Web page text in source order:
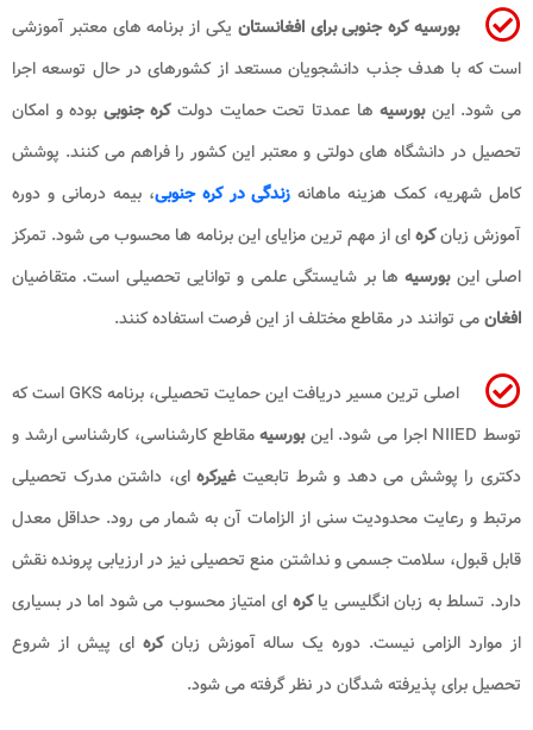
بورسیه کره جنوبی برای افغانستان یکی از برنامه های معتبر آموزشی
است که با هدف جذب دانشجویان مستعد از کشورهای در حال توسعه اجرا
می شود. اینبورسیه ها عمدتا تحت حمایت دولتکره جنوبی بوده و امکان
تحصیل در دانشگاه های دولتی و معتبر این کشور را فراهم می کنند. پوشش
کامل شهریه، کمک هزینه ماهانه زندگی در کره جنوبی، بیمه درمانی و دوره
آموزش زبانکرهای از مهم ترین مزایای این برنامه ها محسوب می شود. تمرکز
اصلی اینبورسیهها بر شایستگی علمی و توانایی تحصیلی است. متقاضیان
افغانمی توانند در مقاطع مختلف از این فرصت استفاده کنند.
اصلی ترین مسیر دریافت این حمایت تحصیلی، برنامه GKS است که
توسط NIIED اجرا می شود. این
بورسیهمقاطع کارشناسی، کارشناسی ارشد و
دکتری را پوشش می دهد و شرط تابعیتغیرکرهای، داشتن مدرک تحصیلی
مرتبط و رعایت محدودیت سنی از الزامات آن به شمار می رود. حداقل معدل
قابل قبول، سلامت جسمی و نداشتن منع تحصیلی نیز در ارزیابی پرونده نقش
دارد. تسلط به زبان انگلیسی یاکره ای امتیاز محسوب می شود اما در بسیاری
از موارد الزامی نیست. دوره یک ساله آموزش زبانکرهای پیش از شروع
تحصیل برای پذیرفته شدگان در نظر گرفته می شود.